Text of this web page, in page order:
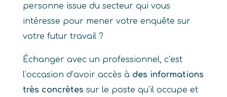
personne issue du secteur qui vous
intéresse pour mener votre enquête sur
votre futur travail ?
Échanger avec un professionnel, c’est
l’occasion d’avoir accès à des informations
très concrètes sur le poste qu’il occupe et